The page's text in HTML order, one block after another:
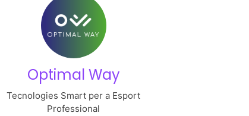
Optimal Way
Tecnologies Smart per a Esport
Professional